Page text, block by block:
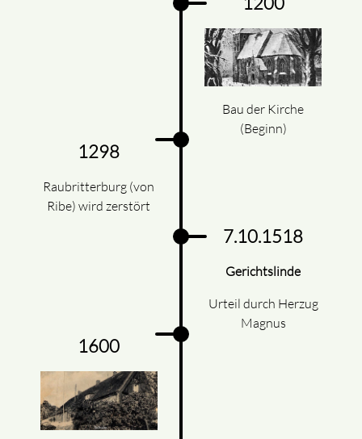
Bau der Kirche
(Beginn)
1298
Raubritterburg (von
Ribe) wird zerstört
7.10.1518
Gerichtslinde
Urteil durch Herzug
Magnus
1600